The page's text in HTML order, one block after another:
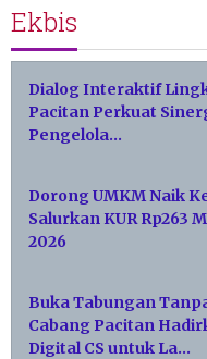
Ekbis
Dialog Interaktif
Pacitan Perkuat
Pengelola…
Dorong UMKM Naik
Salurkan KUR Rp263
2026
Buka Tabungan
Cabang Pacitan
Digital CS untuk La…